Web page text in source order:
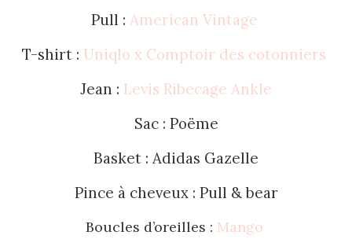
Pull : American Vintage
T-shirt : Uniqlo x Comptoir des cotonniers
Jean : Levis Ribecage Ankle
Sac : Poëme
Basket : Adidas Gazelle
Pince à cheveux : Pull & bear
Boucles d’oreilles : Mango